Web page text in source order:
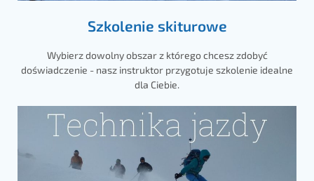
Szkolenie skiturowe
Wybierz dowolny obszar z którego chcesz zdobyć
doświadczenie - nasz instruktor przygotuje szkolenie idealne
dla Ciebie.